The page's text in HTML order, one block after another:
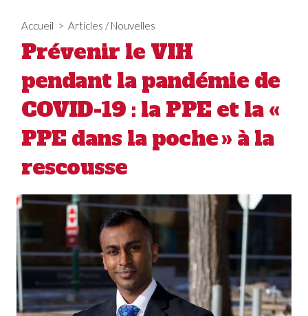
Accueil > Articles /Nouvelles
Prévenir le VIH
pendant la pandémie de
COVID-19 : la PPE et la «
PPE dans la poche » à la
rescousse